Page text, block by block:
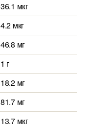
36.1 мкг
4.2 мкг
46.8 мг
1 г
18.2 мг
81.7 мг
13.7 мкг